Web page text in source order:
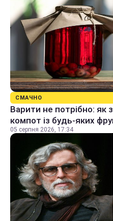
СМАЧНО
Варити не потрібно: як
компот із будь-яких
05 серпня 2026, 17:34